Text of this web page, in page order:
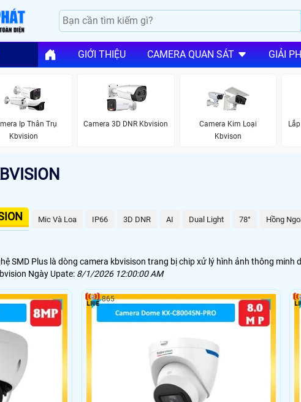
GIỚI THIỆU CAMERA QUAN SÁT GIẢI
Ip Thân Trụ
Kbvision
Camera 3D DNR Kbvision
Camera Kim Loại
Kbvison
Mic Và Loa IP66 3D DNR AI Dual Light 78° Hồng
SMD Plus là dòng camera kbvisison trang bị chip xử lý hình ảnh thông
Ngày Upate: 8/1/2026 12:00:00 AM
865